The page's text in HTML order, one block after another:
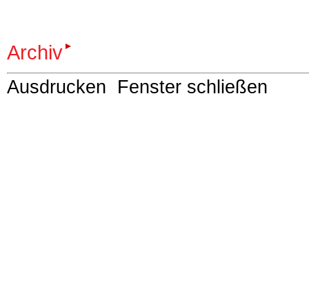
Archiv
Ausdrucken Fenster schließen